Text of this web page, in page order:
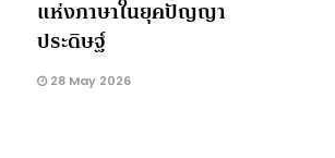
แห่งภาษาในยุคปัญญา
ประดิษฐ์
28 May 2026